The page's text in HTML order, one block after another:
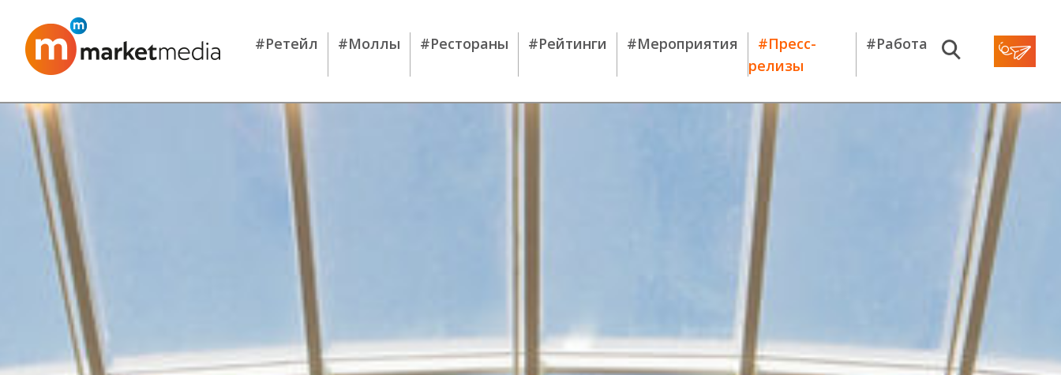
#Ретейл #Моллы #Рестораны #Рейтинги #Мероприятия
#Пресс-
релизы
#Работа